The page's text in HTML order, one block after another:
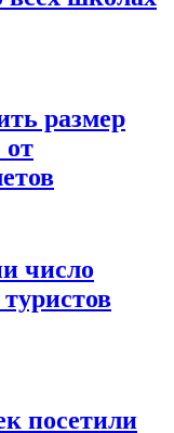
размер
от
число
посетили